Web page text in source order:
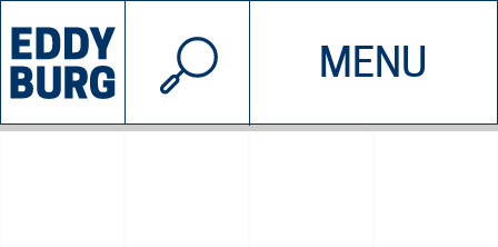
MENU
INIZIATIVE CHI SIAMO
© 2026 EDDYBURG